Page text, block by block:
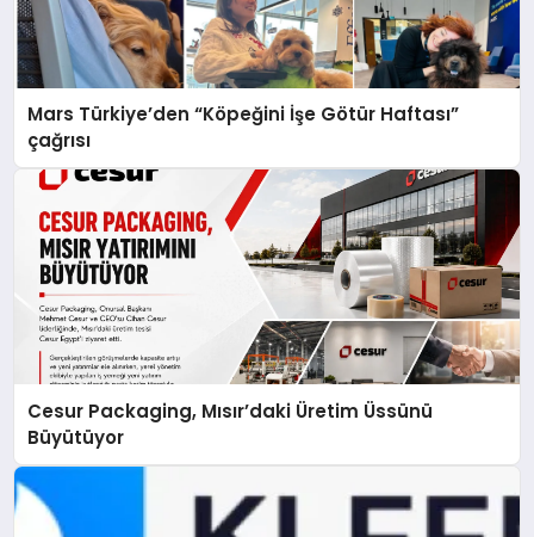
Mars Türkiye’den “Köpeğini İşe Götür Haftası”
çağrısı
Cesur Packaging, Mısır’daki Üretim Üssünü
Büyütüyor